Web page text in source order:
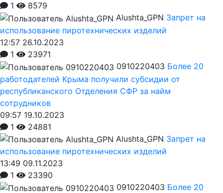
1
8579
Alushta_GPN Запрет на
использование пиротехнических изделий
12:57 26.10.2023
1
23971
0910220403 Более 20
работодателей Крыма получили субсидии от
республиканского Отделения СФР за найм
сотрудников
09:57 19.10.2023
1
24881
Alushta_GPN Запрет на
использование пиротехнических изделий
13:49 09.11.2023
1
23390
0910220403 Более 20